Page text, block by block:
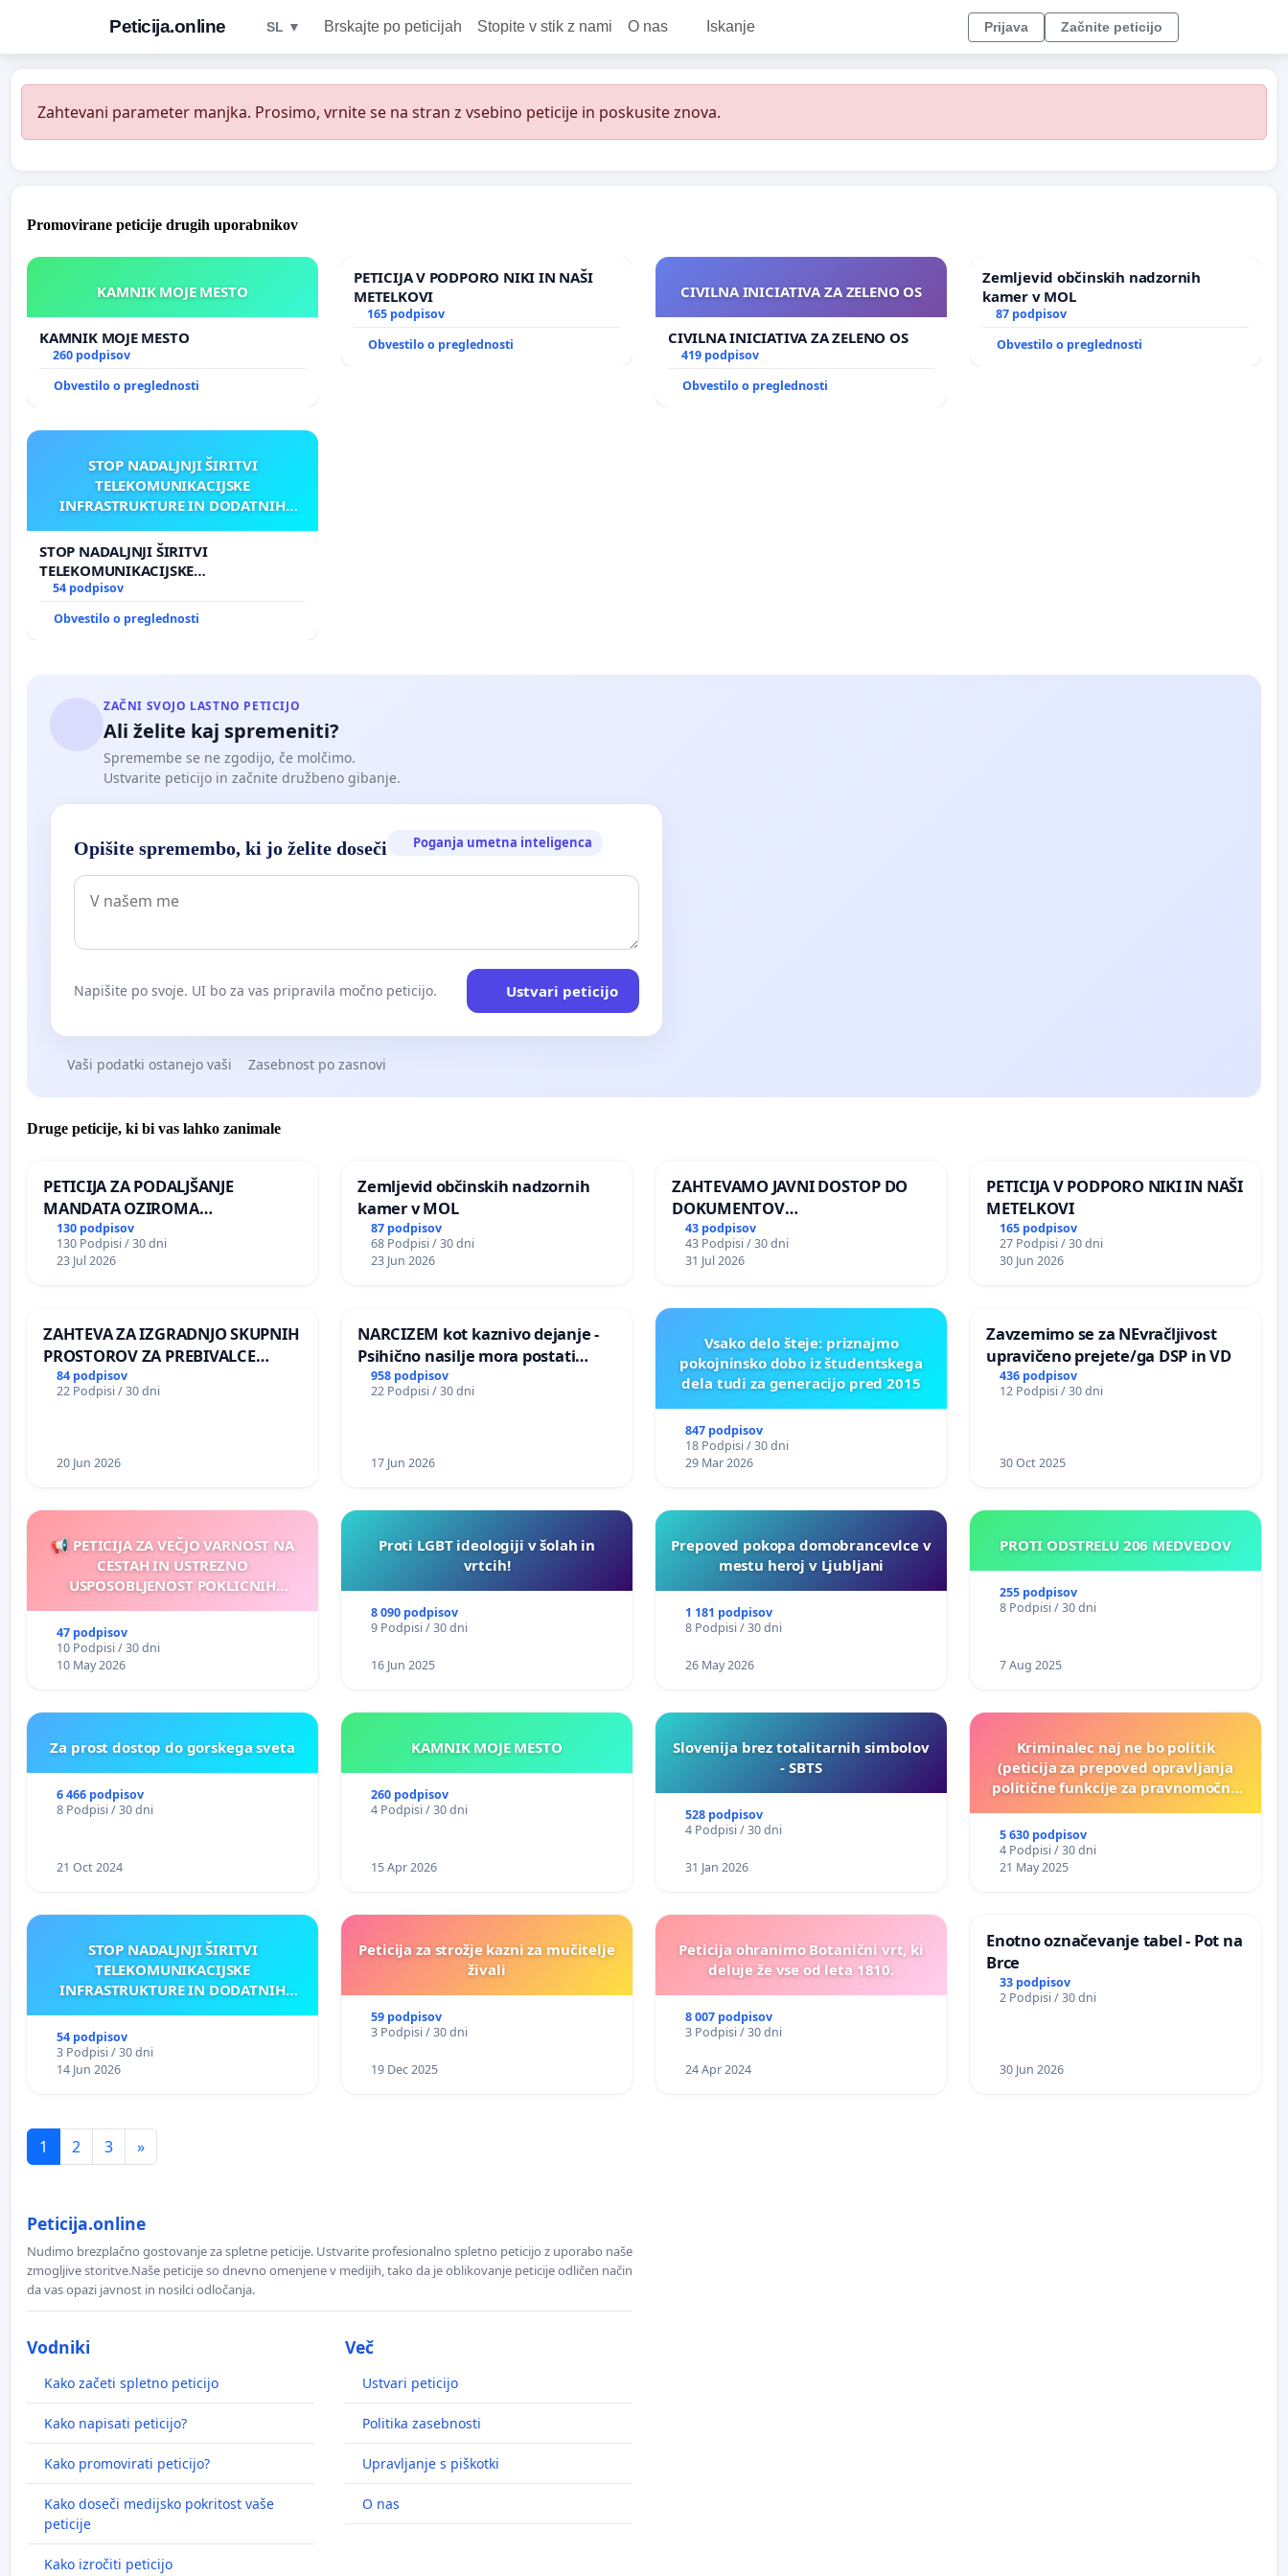
Peticija.online SL ▼ Brskajte po peticijah Stopite v stik z nami O nas Iskanje Prijava Začnite peticijo
Zahtevani parameter manjka. Prosimo, vrnite se na stran z vsebino peticije in poskusite znova.
Promovirane peticije drugih uporabnikov
KAMNIK MOJE MESTO
KAMNIK MOJE MESTO
260 podpisov
Obvestilo o preglednosti
PETICIJA V PODPORO NIKI IN NAŠI
METELKOVI
165 podpisov
Obvestilo o preglednosti
CIVILNA INICIATIVA ZA ZELENO OS
CIVILNA INICIATIVA ZA ZELENO OS
419 podpisov
Obvestilo o preglednosti
Zemljevid občinskih nadzornih
kamer v MOL
87 podpisov
Obvestilo o preglednosti
STOP NADALJNJI ŠIRITVI
TELEKOMUNIKACIJSKE
INFRASTRUKTURE IN DODATNIH
STOP NADALJNJI ŠIRITVI
TELEKOMUNIKACIJSKE
INFRASTRUKTURE IN DODATNIH
ANTEN V GRADIŠČAKU
54 podpisov
Obvestilo o preglednosti
ZAČNI SVOJO LASTNO PETICIJO
Ali želite kaj spremeniti?
Spremembe se ne zgodijo, če molčimo.
Ustvarite peticijo in začnite družbeno gibanje.
Opišite spremembo, ki jo želite doseči Poganja umetna inteligenca
Napišite po svoje. UI bo za vas pripravila močno peticijo. Ustvari peticijo
Vaši podatki ostanejo vaši Zasebnost po zasnovi
Druge peticije, ki bi vas lahko zanimale
PETICIJA ZA PODALJŠANJE
MANDATA OZIROMA
ČIMPREJŠNJO PONOVNO
NAPOTITEV GOSPODA BERNARDA
ŠRAJNERJA NA VELEPOSLANIŠTVO
130 podpisov
130 Podpisi / 30 dni
23 Jul 2026
Zemljevid občinskih nadzornih
kamer v MOL
87 podpisov
68 Podpisi / 30 dni
23 Jun 2026
ZAHTEVAMO JAVNI DOSTOP DO
DOKUMENTOV
PARLAMENTARNIH
PREISKOVALNIH KOMISIJ O
ILEGALNI TRGOVINI Z OROŽJEM
43 podpisov
43 Podpisi / 30 dni
31 Jul 2026
PETICIJA V PODPORO NIKI IN NAŠI
METELKOVI
165 podpisov
27 Podpisi / 30 dni
30 Jun 2026
ZAHTEVA ZA IZGRADNJO SKUPNIH
PROSTOROV ZA PREBIVALCE
KRAJEVNE SKUPNOSTI
PRESTRANEK
84 podpisov
22 Podpisi / 30 dni
20 Jun 2026
NARCIZEM kot kaznivo dejanje -
Psihično nasilje mora postati
enako prepoznano kot fizično
nasilje
958 podpisov
22 Podpisi / 30 dni
17 Jun 2026
Vsako delo šteje: priznajmo
pokojninsko dobo iz študentskega
dela tudi za generacijo pred 2015
847 podpisov
18 Podpisi / 30 dni
29 Mar 2026
Zavzemimo se za NEvračljivost
upravičeno prejete/ga DSP in VD
436 podpisov
12 Podpisi / 30 dni
30 Oct 2025
📢 PETICIJA ZA VEČJO VARNOST NA
CESTAH IN USTREZNO
USPOSOBLJENOST POKLICNIH
47 podpisov
10 Podpisi / 30 dni
10 May 2026
Proti LGBT ideologiji v šolah in
vrtcih!
8 090 podpisov
9 Podpisi / 30 dni
16 Jun 2025
Prepoved pokopa domobrancevlce v
mestu heroj v Ljubljani
1 181 podpisov
8 Podpisi / 30 dni
26 May 2026
PROTI ODSTRELU 206 MEDVEDOV
255 podpisov
8 Podpisi / 30 dni
7 Aug 2025
Za prost dostop do gorskega sveta
6 466 podpisov
8 Podpisi / 30 dni
21 Oct 2024
KAMNIK MOJE MESTO
260 podpisov
4 Podpisi / 30 dni
15 Apr 2026
Slovenija brez totalitarnih simbolov
- SBTS
528 podpisov
4 Podpisi / 30 dni
31 Jan 2026
Kriminalec naj ne bo politik
(peticija za prepoved opravljanja
politične funkcije za pravnomočno
5 630 podpisov
4 Podpisi / 30 dni
21 May 2025
STOP NADALJNJI ŠIRITVI
TELEKOMUNIKACIJSKE
INFRASTRUKTURE IN DODATNIH
54 podpisov
3 Podpisi / 30 dni
14 Jun 2026
Peticija za strožje kazni za mučitelje
živali
59 podpisov
3 Podpisi / 30 dni
19 Dec 2025
Peticija ohranimo Botanični vrt, ki
deluje že vse od leta 1810.
8 007 podpisov
3 Podpisi / 30 dni
24 Apr 2024
Enotno označevanje tabel - Pot na
Brce
33 podpisov
2 Podpisi / 30 dni
30 Jun 2026
1 2 3 »
Peticija.online
Nudimo brezplačno gostovanje za spletne peticije. Ustvarite profesionalno spletno peticijo z uporabo naše
zmogljive storitve.Naše peticije so dnevno omenjene v medijih, tako da je oblikovanje peticije odličen način
da vas opazi javnost in nosilci odločanja.
Vodniki
Kako začeti spletno peticijo
Kako napisati peticijo?
Kako promovirati peticijo?
Kako doseči medijsko pokritost vaše
peticije
Kako izročiti peticijo
Več
Ustvari peticijo
Politika zasebnosti
Upravljanje s piškotki
O nas